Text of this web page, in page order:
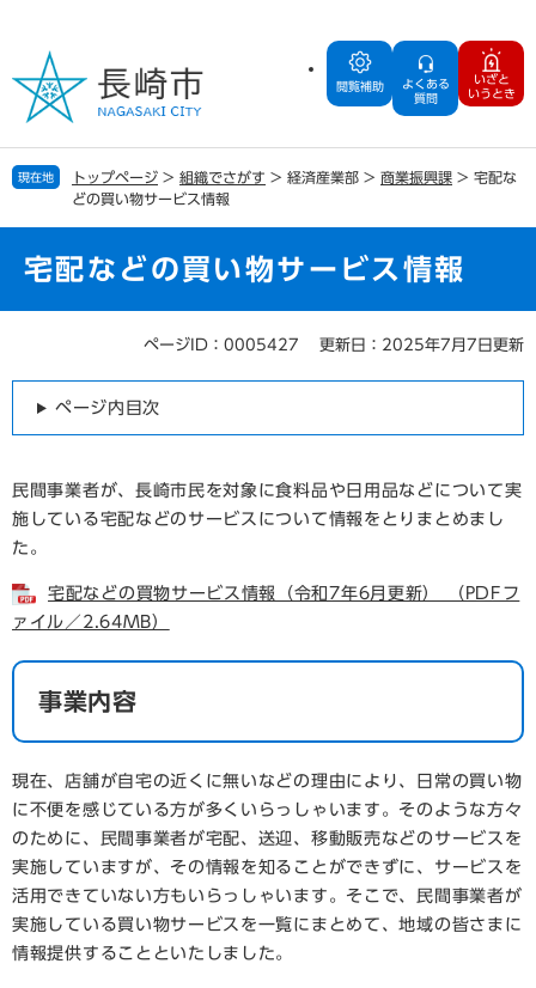
の
で
す
ー
ば
し
閲覧補助
よくある
質問
いざと
いうとき
現在地 トップページ > 組織でさがす > 経済産業部 > 商業振興課 > 宅配な
どの買い物サービス情報
宅配などの買い物サービス情報
ページID：0005427 更新日：2025年7月7日更新
ページ内目次
民間事業者が、長崎市民を対象に食料品や日用品などについて実
施している宅配などのサービスについて情報をとりまとめまし
た。
宅配などの買物サービス情報（令和7年6月更新） （PDFフ
ァイル／2.64MB）
事業内容
現在、店舗が自宅の近くに無いなどの理由により、日常の買い物
に不便を感じている方が多くいらっしゃいます。そのような方々
のために、民間事業者が宅配、送迎、移動販売などのサービスを
実施していますが、その情報を知ることができずに、サービスを
活用できていない方もいらっしゃいます。そこで、民間事業者が
実施している買い物サービスを一覧にまとめて、地域の皆さまに
情報提供することといたしました。